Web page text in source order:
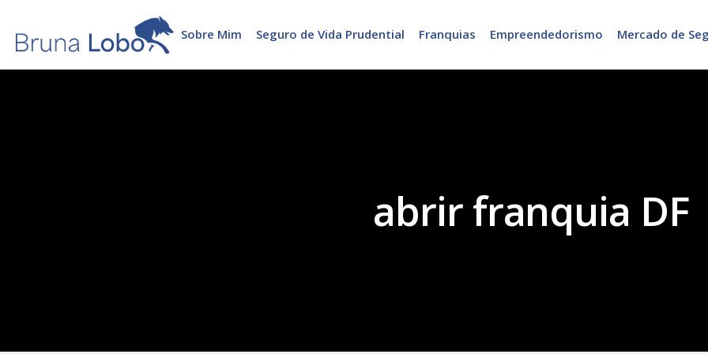
Sobre Mim Seguro de Vida Prudential Franquias Empreendedorismo Mercado de
abrir franquia DF